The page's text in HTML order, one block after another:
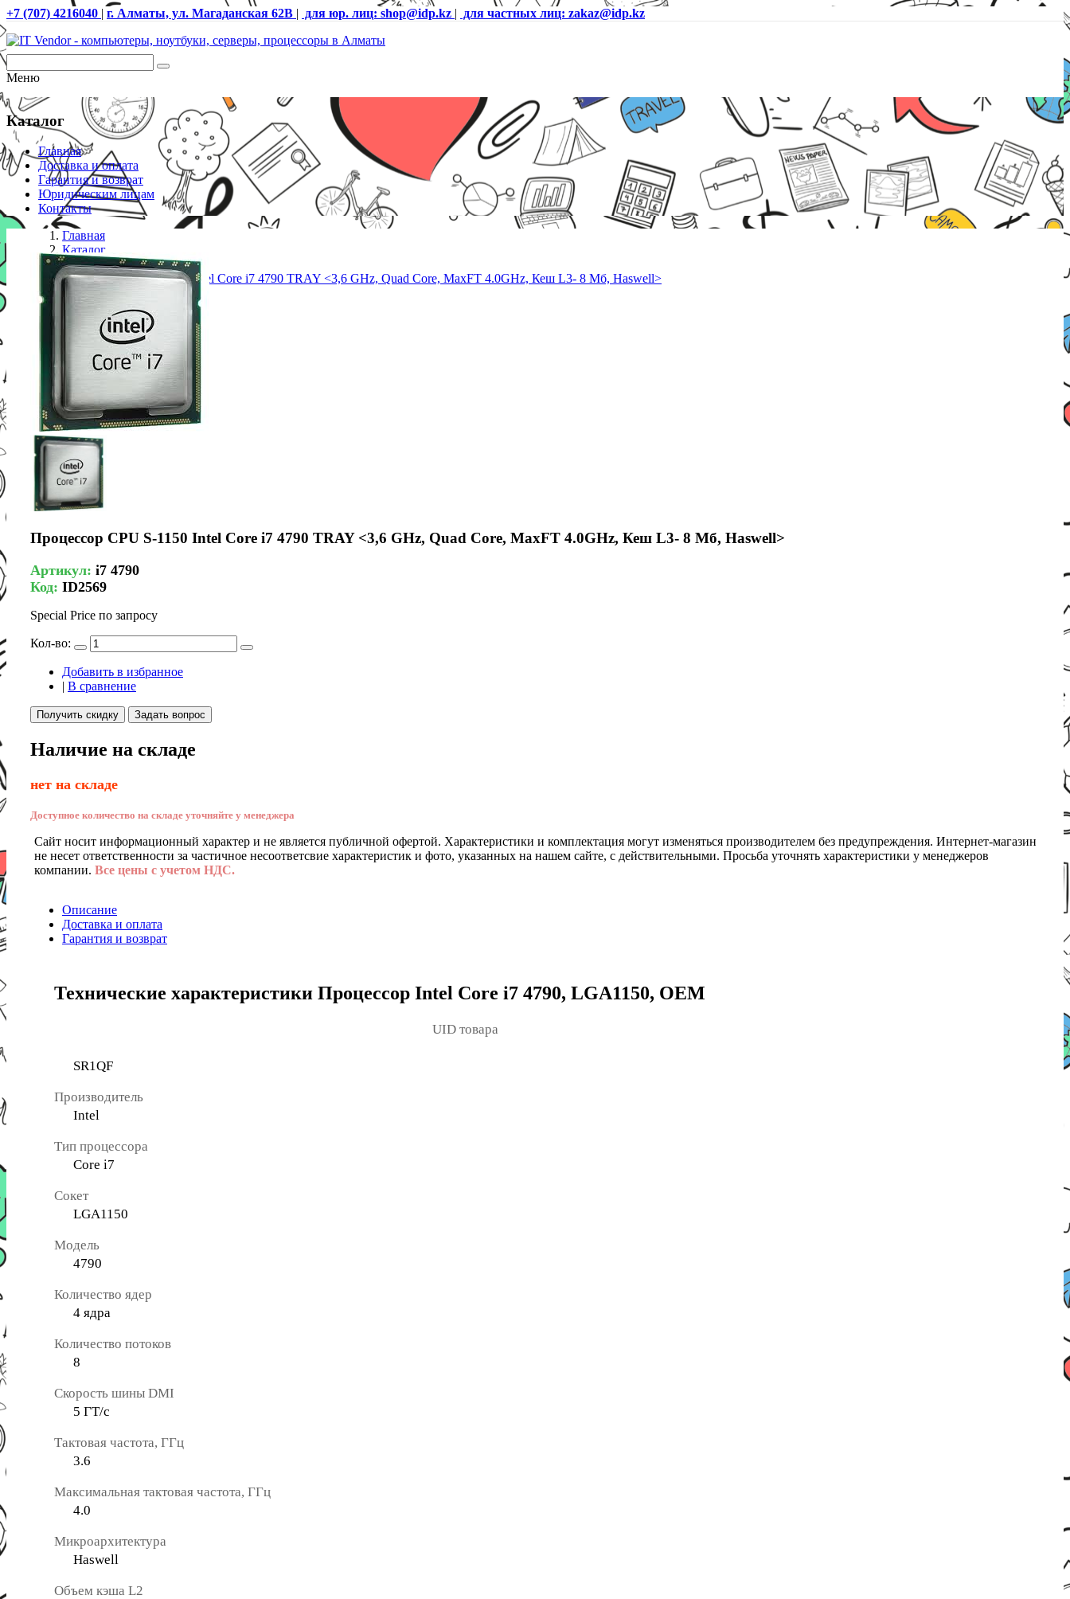
+7 (707) 4216040 | г. Алматы, ул. Магаданская 62В | для юр. лиц: shop@idp.kz | для частных лиц: zakaz@idp.kz
Меню
Каталог
Главная
Доставка и оплата
Гарантия и возврат
Юридическим лицам
Контакты
Главная
Каталог
Процессоры S-1150
Процессор CPU S-1150 Intel Core i7 4790 TRAY <3,6 GHz, Quad Core, MaxFT 4.0GHz, Кеш L3- 8 Мб, Haswell>
Процессор CPU S-1150 Intel Core i7 4790 TRAY <3,6 GHz, Quad Core, MaxFT 4.0GHz, Кеш L3- 8 Мб, Haswell>
Артикул: i7 4790
Код: ID2569
Special Price по запросу
Кол-во:
Добавить в избранное
| В сравнение
Получить скидку Задать вопрос
Наличие на складе
нет на складе
Доступное количество на складе уточняйте у менеджера
Сайт носит информационный характер и не является публичной офертой. Характеристики и комплектация могут изменяться производителем без предупреждения. Интернет-магазин
не несет ответственности за частичное несоответсвие характеристик и фото, указанных на нашем сайте, с действительными. Просьба уточнять характеристики у менеджеров
компании. Все цены с учетом НДС.
Описание
Доставка и оплата
Гарантия и возврат
Технические характеристики Процессор Intel Core i7 4790, LGA1150, OEM
UID товара
SR1QF
Производитель
Intel
Тип процессора
Core i7
Сокет
LGA1150
Модель
4790
Количество ядер
4 ядра
Количество потоков
8
Скорость шины DMI
5 ГТ/с
Тактовая частота, ГГц
3.6
Максимальная тактовая частота, ГГц
4.0
Микроархитектура
Haswell
Объем кэша L2